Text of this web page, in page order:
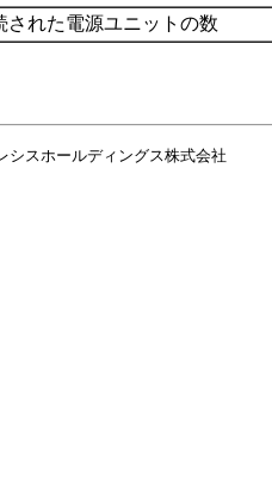
された電源ユニットの数
シスホールディングス株式会社